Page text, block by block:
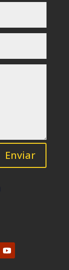
Enviar